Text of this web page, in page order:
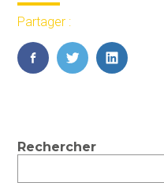
Partager :
FaceBook
TwitterLinkedIn
Blog
Rechercher